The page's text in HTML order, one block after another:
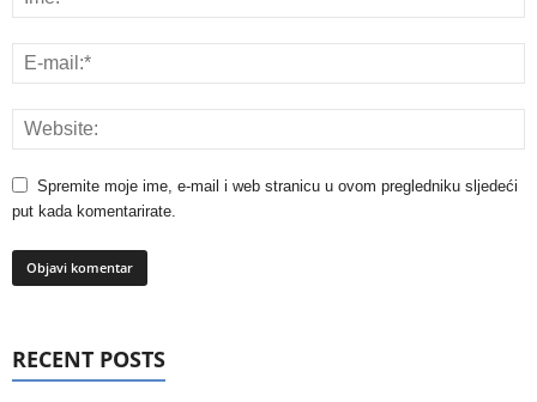
Spremite moje ime, e-mail i web stranicu u ovom pregledniku sljedeći
put kada komentarirate.
RECENT POSTS